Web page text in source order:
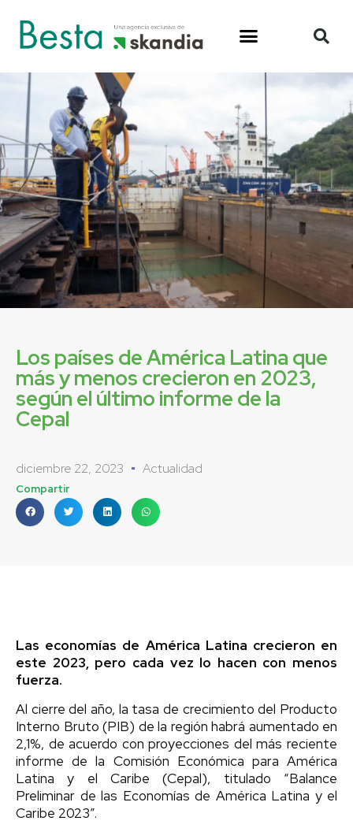
Los países de América Latina que
más y menos crecieron en 2023,
según el último informe de la
Cepal
diciembre 22, 2023 Actualidad
Compartir
Las economías de América Latina crecieron en
este 2023, pero cada vez lo hacen con menos
fuerza.
Al cierre del año, la tasa de crecimiento del Producto
Interno Bruto (PIB) de la región habrá aumentado en
2,1%, de acuerdo con proyecciones del más reciente
informe de la Comisión Económica para América
Latina y el Caribe (Cepal), titulado “Balance
Preliminar de las Economías de América Latina y el
Caribe 2023”.